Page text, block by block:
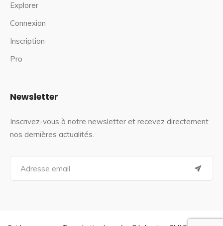
Explorer
Connexion
Inscription
Pro
Newsletter
Inscrivez-vous à notre newsletter et recevez directement
nos dernières actualités.
a
f